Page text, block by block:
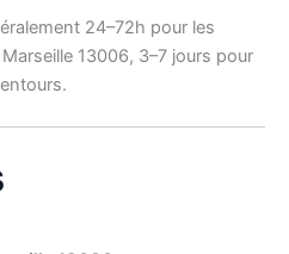
24–72h pour les
13006, 3–7 jours pour